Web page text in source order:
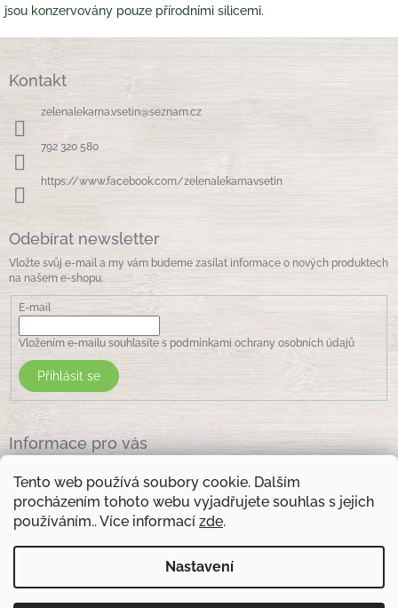
Tento web používá soubory cookie. Dalším
procházením tohoto webu vyjadřujete souhlas s jejich
používáním.. Více informací zde.
Nastavení
jsou konzervovány pouze přírodními silicemi.
Kontakt
zelenalekarna.vsetin@seznam.cz
792 320 580
https://www.facebook.com/zelenalekarnavsetin
Odebírat newsletter
Vložte svůj e-mail a my vám budeme zasílat informace o nových produktech
na našem e-shopu.
E-mail
Vložením e-mailu souhlasíte s podmínkami ochrany osobních údajů
Přihlásit se
Informace pro vás
Obchodní podmínky
Podmínky ochrany osobních údajů
Kontakty
Otevírací doba prodejny: pondělí - pátek - 8.30 -17.00 , sobota 9.00-11 .00